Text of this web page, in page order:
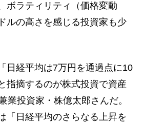
ボラティリティ（価格変動
ルの高さを感じる投資家も少
日経平均は7万円を通過点に10
指摘するのが株式投資で資産
業投資家・株億太郎さんだ。
「日経平均のさらなる上昇を